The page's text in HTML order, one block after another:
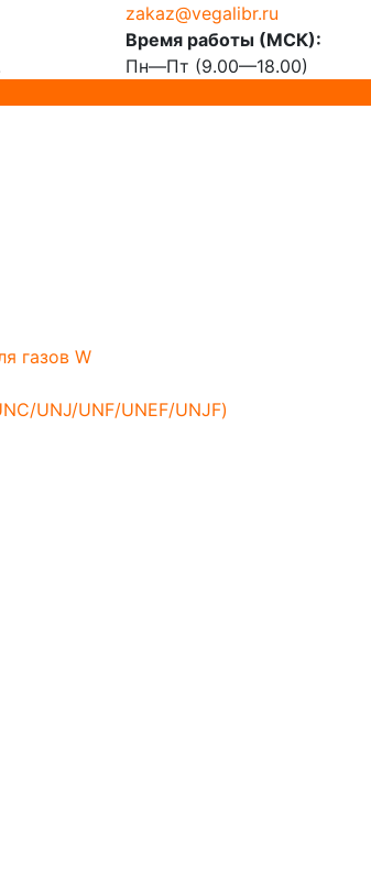
zakaz@vegalibr.ru
Время работы (МСК):
Пн—Пт (9.00—18.00)
газов W
UNJ/UNF/UNEF/UNJF)